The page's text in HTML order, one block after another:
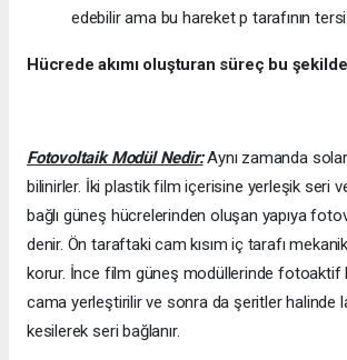
edebilir ama bu hareket p tarafının
Hücrede akımı oluşturan süreç bu
Fotovoltaik Modül Nedir:Aynı zamanda
bilinirler. İki plastik film içerisine yerleşik seri
bağlı güneş hücrelerinden oluşan yapıya
denir. Ön taraftaki cam kısım iç tarafı
korur. İnce film güneş modüllerinde fotoaktif
cama yerleştirilir ve sonra da şeritler halinde
kesilerek seri bağlanır.